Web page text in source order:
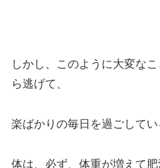
しかし、このように大変な
ら逃げて、
楽ばかりの毎日を過ごしてい
体は、必ず、体重が増えて